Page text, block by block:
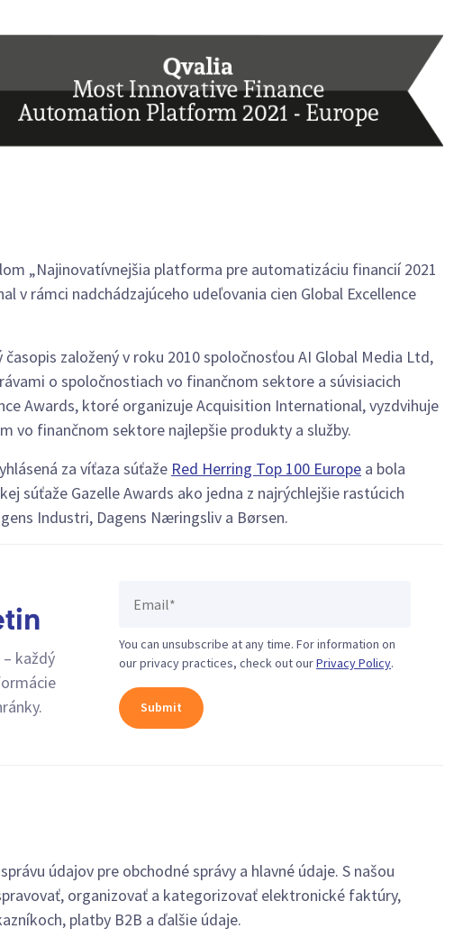
„Najinovatívnejšia platforma pre automatizáciu financií 2021
v rámci nadchádzajúceho udeľovania cien Global Excellence
časopis založený v roku 2010 spoločnosťou AI Global Media Ltd,
o spoločnostiach vo finančnom sektore a súvisiacich
Awards, ktoré organizuje Acquisition International, vyzdvihuje
vo finančnom sektore najlepšie produkty a služby.
za víťaza súťaže Red Herring Top 100 Europe a bola
súťaže Gazelle Awards ako jedna z najrýchlejšie rastúcich
Industri, Dagens Næringsliv a Børsen.
každý
You can unsubscribe at any time. For information on
our privacy practices, check out ourPrivacy Policy.
údajov pre obchodné správy a hlavné údaje. S našou
organizovať a kategorizovať elektronické faktúry,
platby B2B a ďalšie údaje.